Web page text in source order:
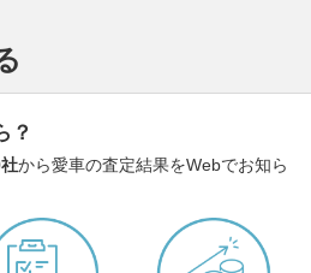
？
から愛車の査定結果をWebでお知ら